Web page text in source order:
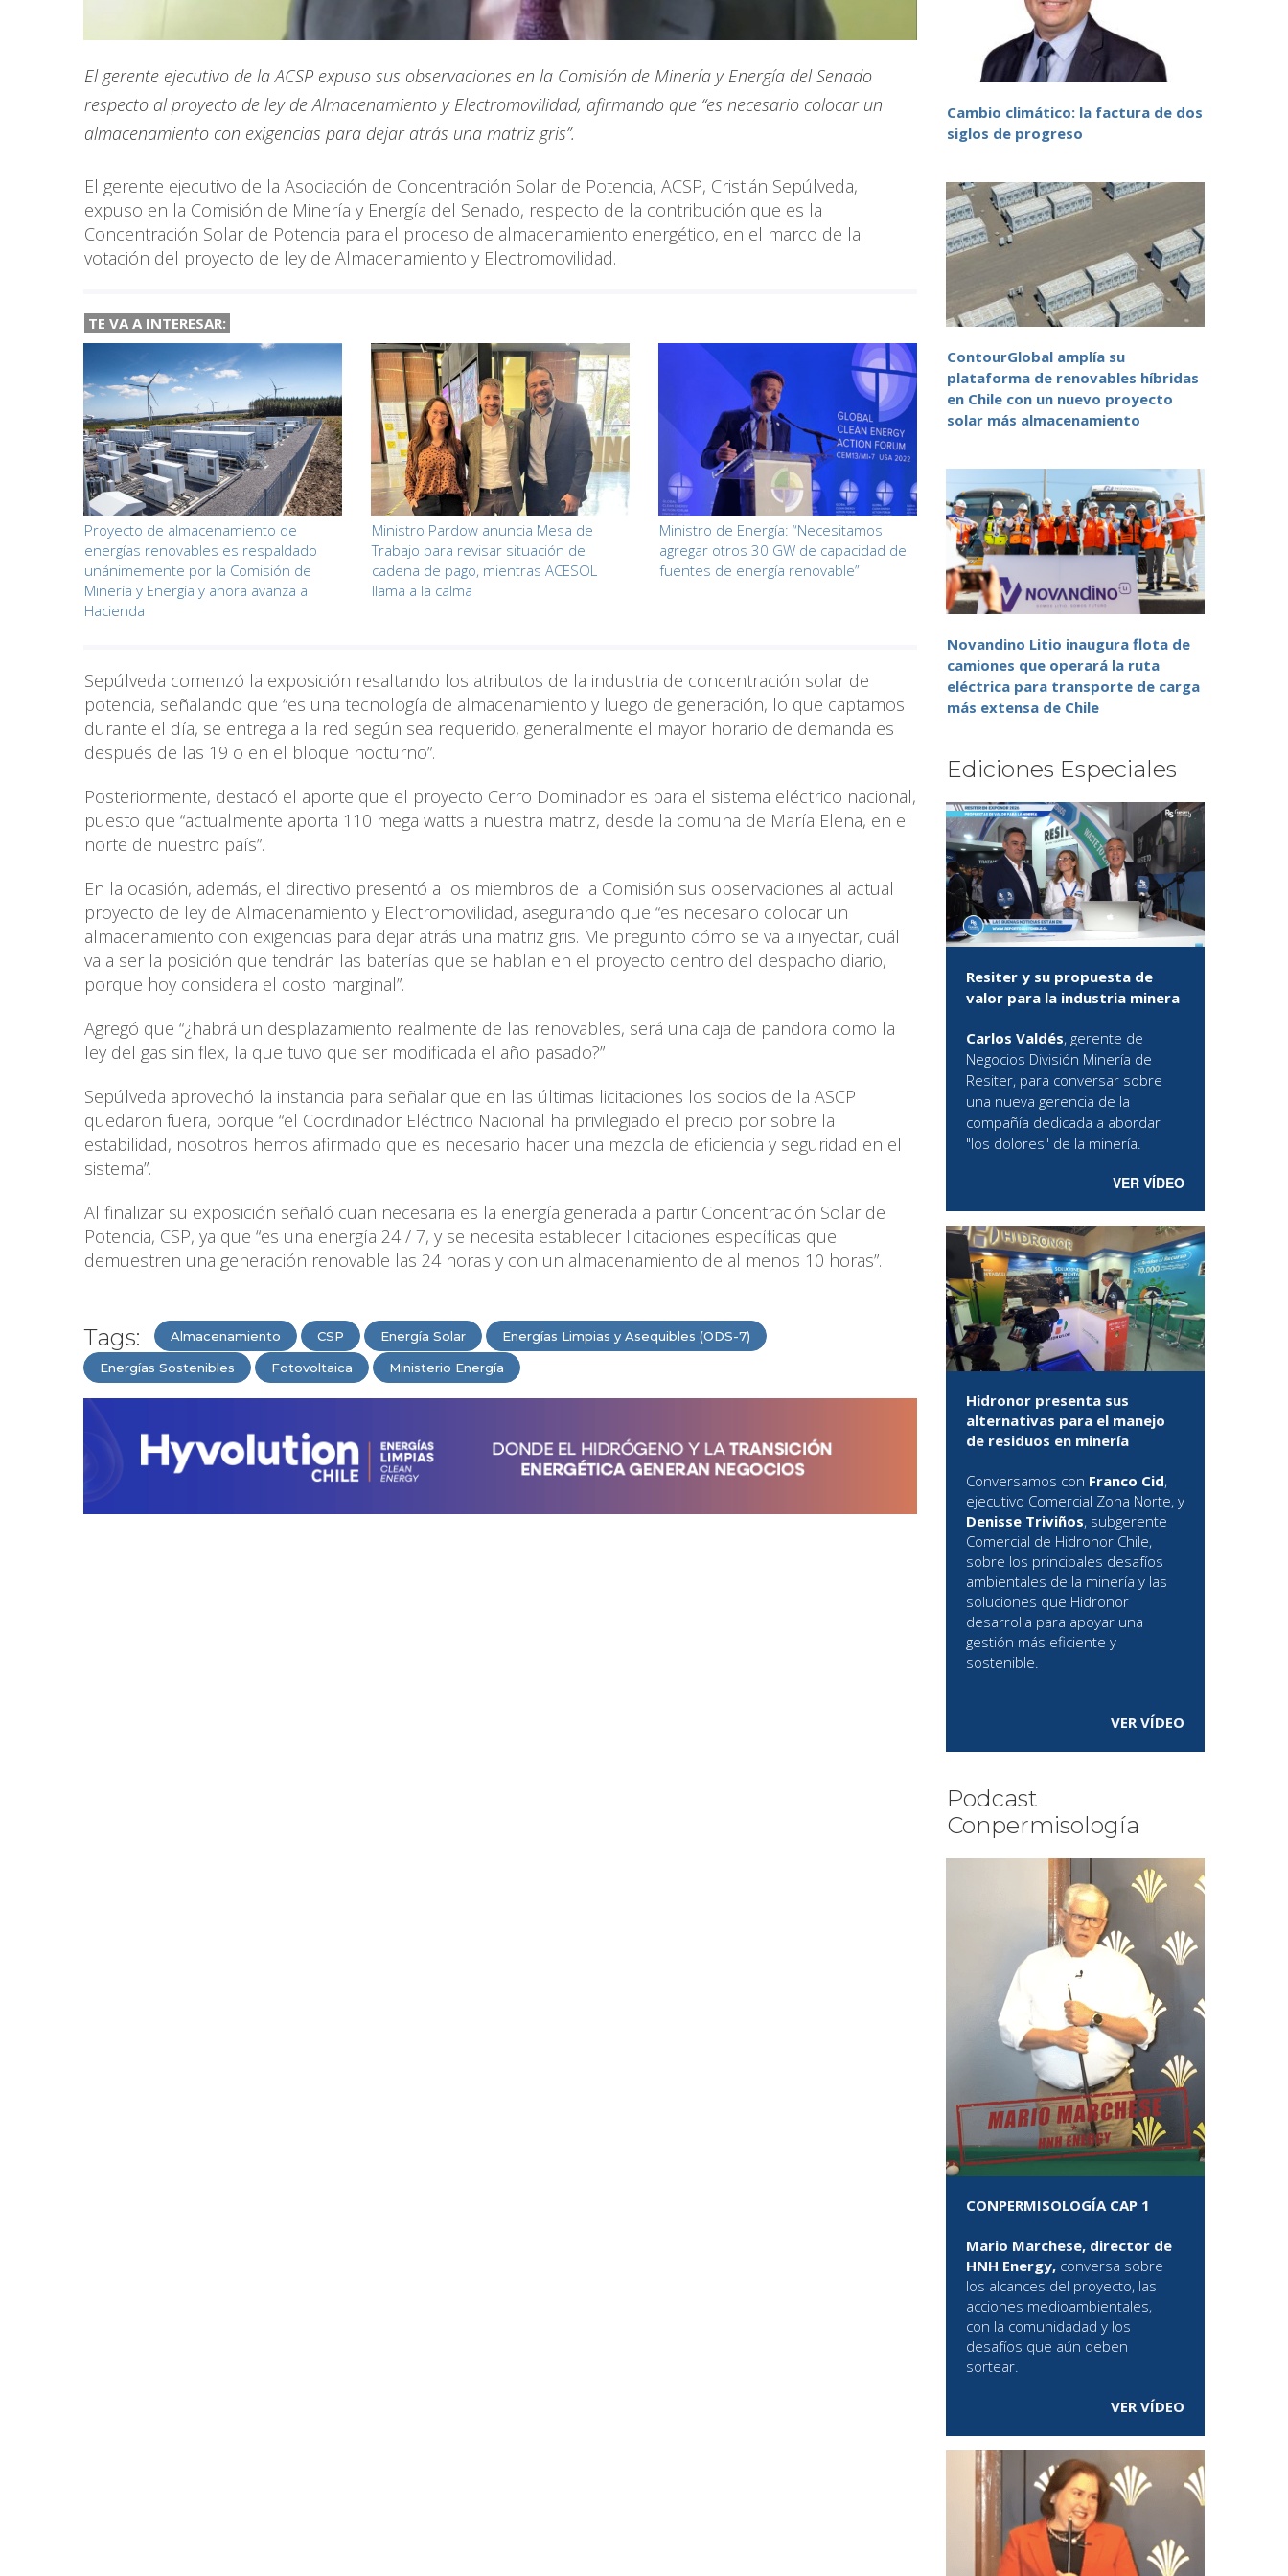
El gerente ejecutivo de la ACSP expuso sus observaciones en la Comisión de Minería y Energía del Senado
respecto al proyecto de ley de Almacenamiento y Electromovilidad, afirmando que “es necesario colocar un
almacenamiento con exigencias para dejar atrás una matriz gris”.
El gerente ejecutivo de la Asociación de Concentración Solar de Potencia, ACSP, Cristián Sepúlveda,
expuso en la Comisión de Minería y Energía del Senado, respecto de la contribución que es la
Concentración Solar de Potencia para el proceso de almacenamiento energético, en el marco de la
votación del proyecto de ley de Almacenamiento y Electromovilidad.
TE VA A INTERESAR:
Proyecto de almacenamiento de
energías renovables es respaldado
unánimemente por la Comisión de
Minería y Energía y ahora avanza a
Hacienda
Ministro Pardow anuncia Mesa de
Trabajo para revisar situación de
cadena de pago, mientras ACESOL
llama a la calma
Ministro de Energía: “Necesitamos
agregar otros 30 GW de capacidad de
fuentes de energía renovable”
Sepúlveda comenzó la exposición resaltando los atributos de la industria de concentración solar de
potencia, señalando que “es una tecnología de almacenamiento y luego de generación, lo que captamos
durante el día, se entrega a la red según sea requerido, generalmente el mayor horario de demanda es
después de las 19 o en el bloque nocturno”.
Posteriormente, destacó el aporte que el proyecto Cerro Dominador es para el sistema eléctrico nacional,
puesto que “actualmente aporta 110 mega watts a nuestra matriz, desde la comuna de María Elena, en el
norte de nuestro país”.
En la ocasión, además, el directivo presentó a los miembros de la Comisión sus observaciones al actual
proyecto de ley de Almacenamiento y Electromovilidad, asegurando que “es necesario colocar un
almacenamiento con exigencias para dejar atrás una matriz gris. Me pregunto cómo se va a inyectar, cuál
va a ser la posición que tendrán las baterías que se hablan en el proyecto dentro del despacho diario,
porque hoy considera el costo marginal”.
Agregó que “¿habrá un desplazamiento realmente de las renovables, será una caja de pandora como la
ley del gas sin flex, la que tuvo que ser modificada el año pasado?”
Sepúlveda aprovechó la instancia para señalar que en las últimas licitaciones los socios de la ASCP
quedaron fuera, porque “el Coordinador Eléctrico Nacional ha privilegiado el precio por sobre la
estabilidad, nosotros hemos afirmado que es necesario hacer una mezcla de eficiencia y seguridad en el
sistema”.
Al finalizar su exposición señaló cuan necesaria es la energía generada a partir Concentración Solar de
Potencia, CSP, ya que “es una energía 24 / 7, y se necesita establecer licitaciones específicas que
demuestren una generación renovable las 24 horas y con un almacenamiento de al menos 10 horas”.
Tags: Almacenamiento CSP Energía Solar Energías Limpias y Asequibles (ODS-7)
Energías Sostenibles Fotovoltaica Ministerio Energía
Cambio climático: la factura de dos
siglos de progreso
ContourGlobal amplía su
plataforma de renovables híbridas
en Chile con un nuevo proyecto
solar más almacenamiento
Novandino Litio inaugura flota de
camiones que operará la ruta
eléctrica para transporte de carga
más extensa de Chile
Ediciones Especiales
Resiter y su propuesta de
valor para la industria minera
Carlos Valdés, gerente de
Negocios División Minería de
Resiter, para conversar sobre
una nueva gerencia de la
compañía dedicada a abordar
"los dolores" de la minería.
VER VÍDEO
Hidronor presenta sus
alternativas para el manejo
de residuos en minería
Conversamos con Franco Cid,
ejecutivo Comercial Zona Norte, y
Denisse Triviños, subgerente
Comercial de Hidronor Chile,
sobre los principales desafíos
ambientales de la minería y las
soluciones que Hidronor
desarrolla para apoyar una
gestión más eficiente y
sostenible.
VER VÍDEO
Podcast
Conpermisología
CONPERMISOLOGÍA CAP 1
Mario Marchese, director de
HNH Energy, conversa sobre
los alcances del proyecto, las
acciones medioambientales,
con la comunidadad y los
desafíos que aún deben
sortear.
VER VÍDEO